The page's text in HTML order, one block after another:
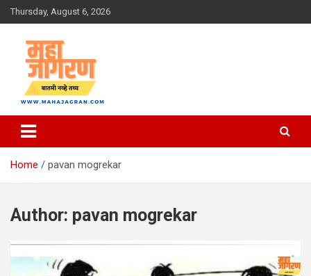
Skip
to
Thursday, August 6, 2026
महा जागरण
Home pavan mogrekar
Author: pavan mogrekar